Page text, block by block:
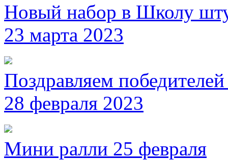
Новый набор в Школу
23 марта 2023
Поздравляем
28 февраля 2023
Мини ралли 25 февраля